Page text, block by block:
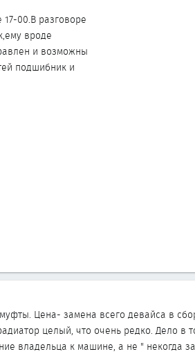
00.В разговоре
вроде
и возможны
подшибник и
Цена- замена всего девайса в
целый, что очень редко. Дело в
владельца к машине, а не " некогда